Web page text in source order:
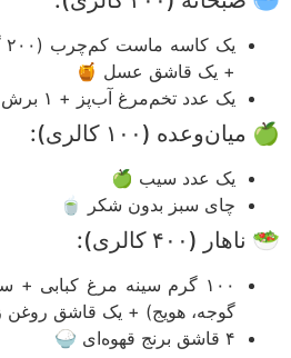
+ یک قاشق عسل 🍯
یک عدد تخم‌مرغ آب‌پز + ۱ برش نان سبوس‌دار 🍞
(۱۰۰ کالری):
یک عدد سیب 🍏
چای سبز بدون شکر 🍵
(۴۰۰ کالری):
۱۰۰ گرم سینه مرغ کبابی +
گوجه، هویج) + یک قاشق روغن